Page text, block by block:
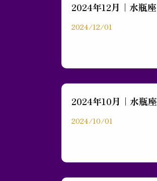
2024年12月｜水瓶座
2024/12/01
2024年10月｜水瓶座
2024/10/01